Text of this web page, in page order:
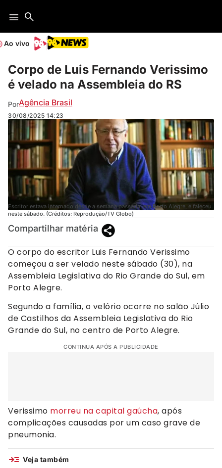
Ao vivo
Corpo de Luis Fernando Verissimo
é velado na Assembleia do RS
PorAgência Brasil
30/08/2025 14:23
Escritor estava internado desde a semana passada, em Porto Alegre, e faleceu
neste sábado. (Créditos: Reprodução/TV Globo)
Compartilhar matéria
O corpo do escritor Luis Fernando Verissimo
começou a ser velado neste sábado (30), na
Assembleia Legislativa do Rio Grande do Sul, em
Porto Alegre.
Segundo a família, o velório ocorre no salão Júlio
de Castilhos da Assembleia Legislativa do Rio
Grande do Sul, no centro de Porto Alegre.
CONTINUA APÓS A PUBLICIDADE
Verissimo morreu na capital gaúcha, após
complicações causadas por um caso grave de
pneumonia.
Veja também